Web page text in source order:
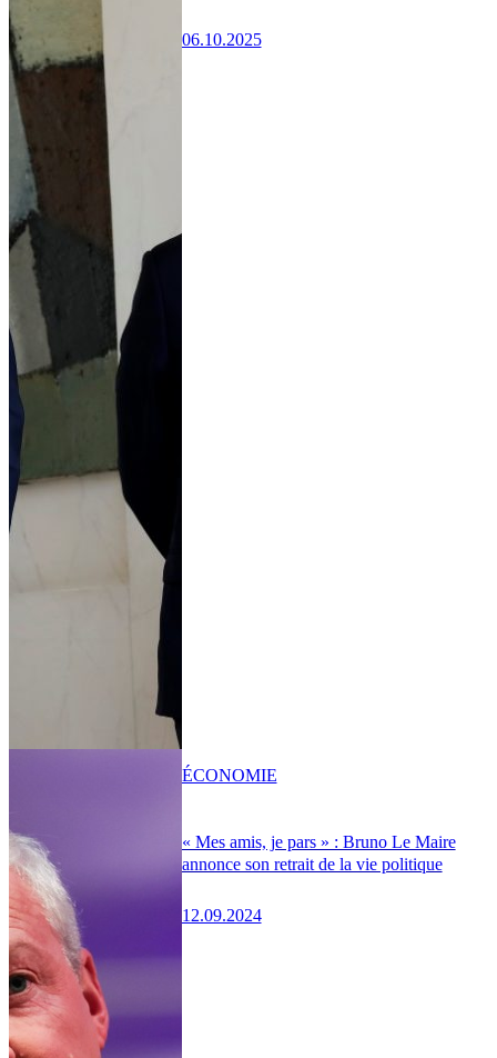
06.10.2025
« Mes amis, je pars » : Bruno Le Maire
annonce son retrait de la vie politique
12.09.2024
ÉCONOMIE